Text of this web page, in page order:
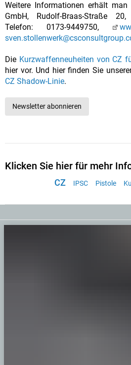
Weitere Informationen erhält
GmbH, Rudolf-Braas-Straße
Telefon: 0173-9449750,
Die Kurzwaffenneuheiten von CZ
hier vor. Und hier finden Sie
CZ Shadow-Linie.
Newsletter abonnieren
Klicken Sie hier für mehr
CZ IPSC Pistole